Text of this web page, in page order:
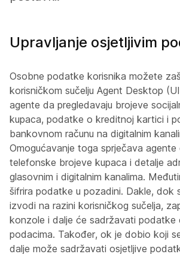
Upravljanje osjetljivim
Osobne podatke korisnika možete
korisničkom sučelju Agent Desktop
agente da pregledavaju brojeve
kupaca, podatke o kreditnoj kartici i
bankovnom računu na digitalnim
Omogućavanje toga sprječava agente
telefonske brojeve kupaca i detalje
glasovnim i digitalnim kanalima.
šifrira podatke u pozadini. Dakle, dok
izvodi na razini korisničkog sučelja,
konzole i dalje će sadržavati podatke
podacima. Također, ok je dobio koji
dalje može sadržavati osjetljive